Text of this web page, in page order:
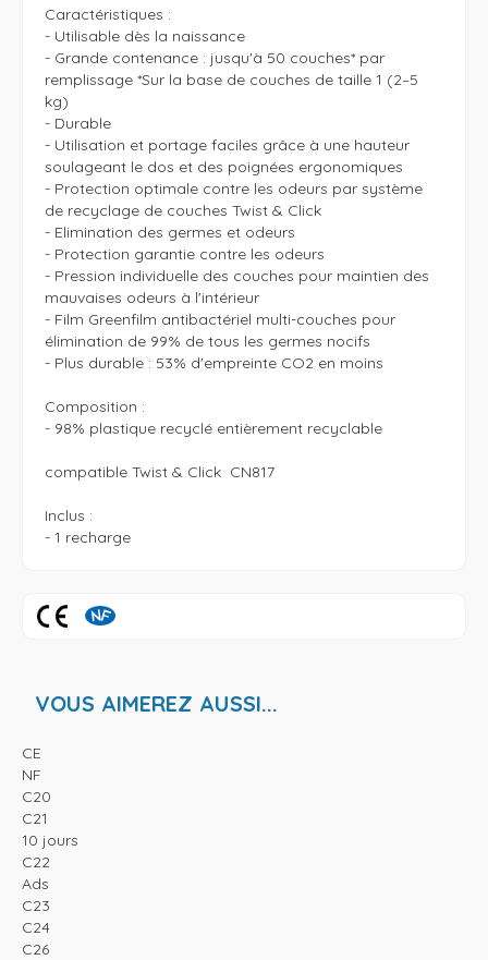
Caractéristiques :
- Utilisable dès la naissance
- Grande contenance : jusqu'à 50 couches* par
remplissage *Sur la base de couches de taille 1 (2–5
kg)
- Durable
- Utilisation et portage faciles grâce à une hauteur
soulageant le dos et des poignées ergonomiques
- Protection optimale contre les odeurs par système
de recyclage de couches Twist & Click
- Elimination des germes et odeurs
- Protection garantie contre les odeurs
- Pression individuelle des couches pour maintien des
mauvaises odeurs à l'intérieur
- Film Greenfilm antibactériel multi-couches pour
élimination de 99% de tous les germes nocifs
- Plus durable : 53% d'empreinte CO2 en moins
Composition :
- 98% plastique recyclé entièrement recyclable
compatible Twist & Click  CN817
Inclus :
VOUS AIMEREZ AUSSI...
CE
NF
C20
C21
10 jours
C22
Ads
C23
C24
C26